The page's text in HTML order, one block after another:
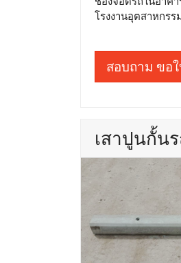
โรงงานอุตสาหกร
สอบถาม ขอ
เสาปูนกั้น